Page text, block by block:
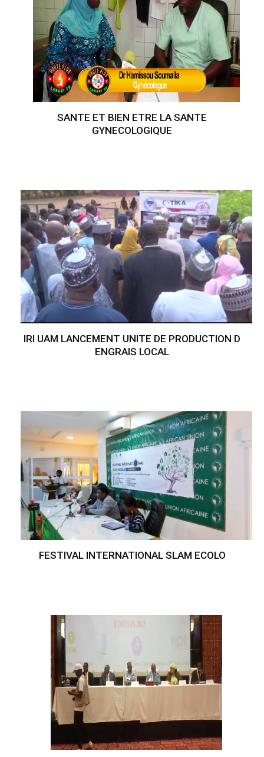
SANTE ET BIEN ETRE LA SANTE
GYNECOLOGIQUE
IRI UAM LANCEMENT UNITE DE PRODUCTION D
ENGRAIS LOCAL
FESTIVAL INTERNATIONAL SLAM ECOLO